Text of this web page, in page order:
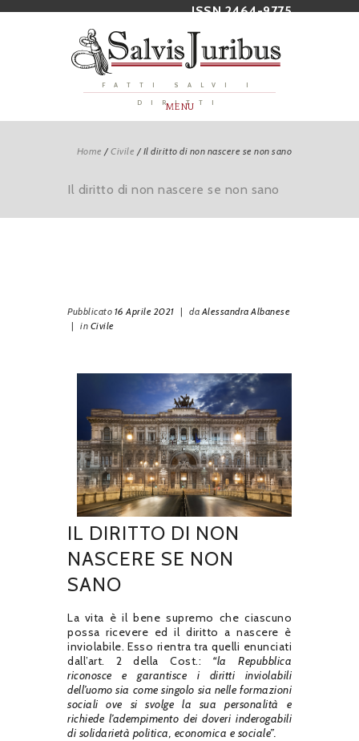
ISSN 2464-9775
FATTI SALVI I
DIRITTI
MENU
Home /Civile /Il diritto di non nascere se non sano
Il diritto di non nascere se non sano
Pubblicato 16 Aprile 2021 | daAlessandra Albanese
| in Civile
IL DIRITTO DI NON
NASCERE SE NON
SANO
La vita è il bene supremo che ciascuno
possa ricevere ed il diritto a nascere è
inviolabile. Esso rientra tra quelli enunciati
dall’art. 2 della Cost.: “la Repubblica
riconosce e garantisce i diritti inviolabili
dell’uomo sia come singolo sia nelle formazioni
sociali ove si svolge la sua personalità e
richiede l’adempimento dei doveri inderogabili
di solidarietà politica, economica e sociale”.